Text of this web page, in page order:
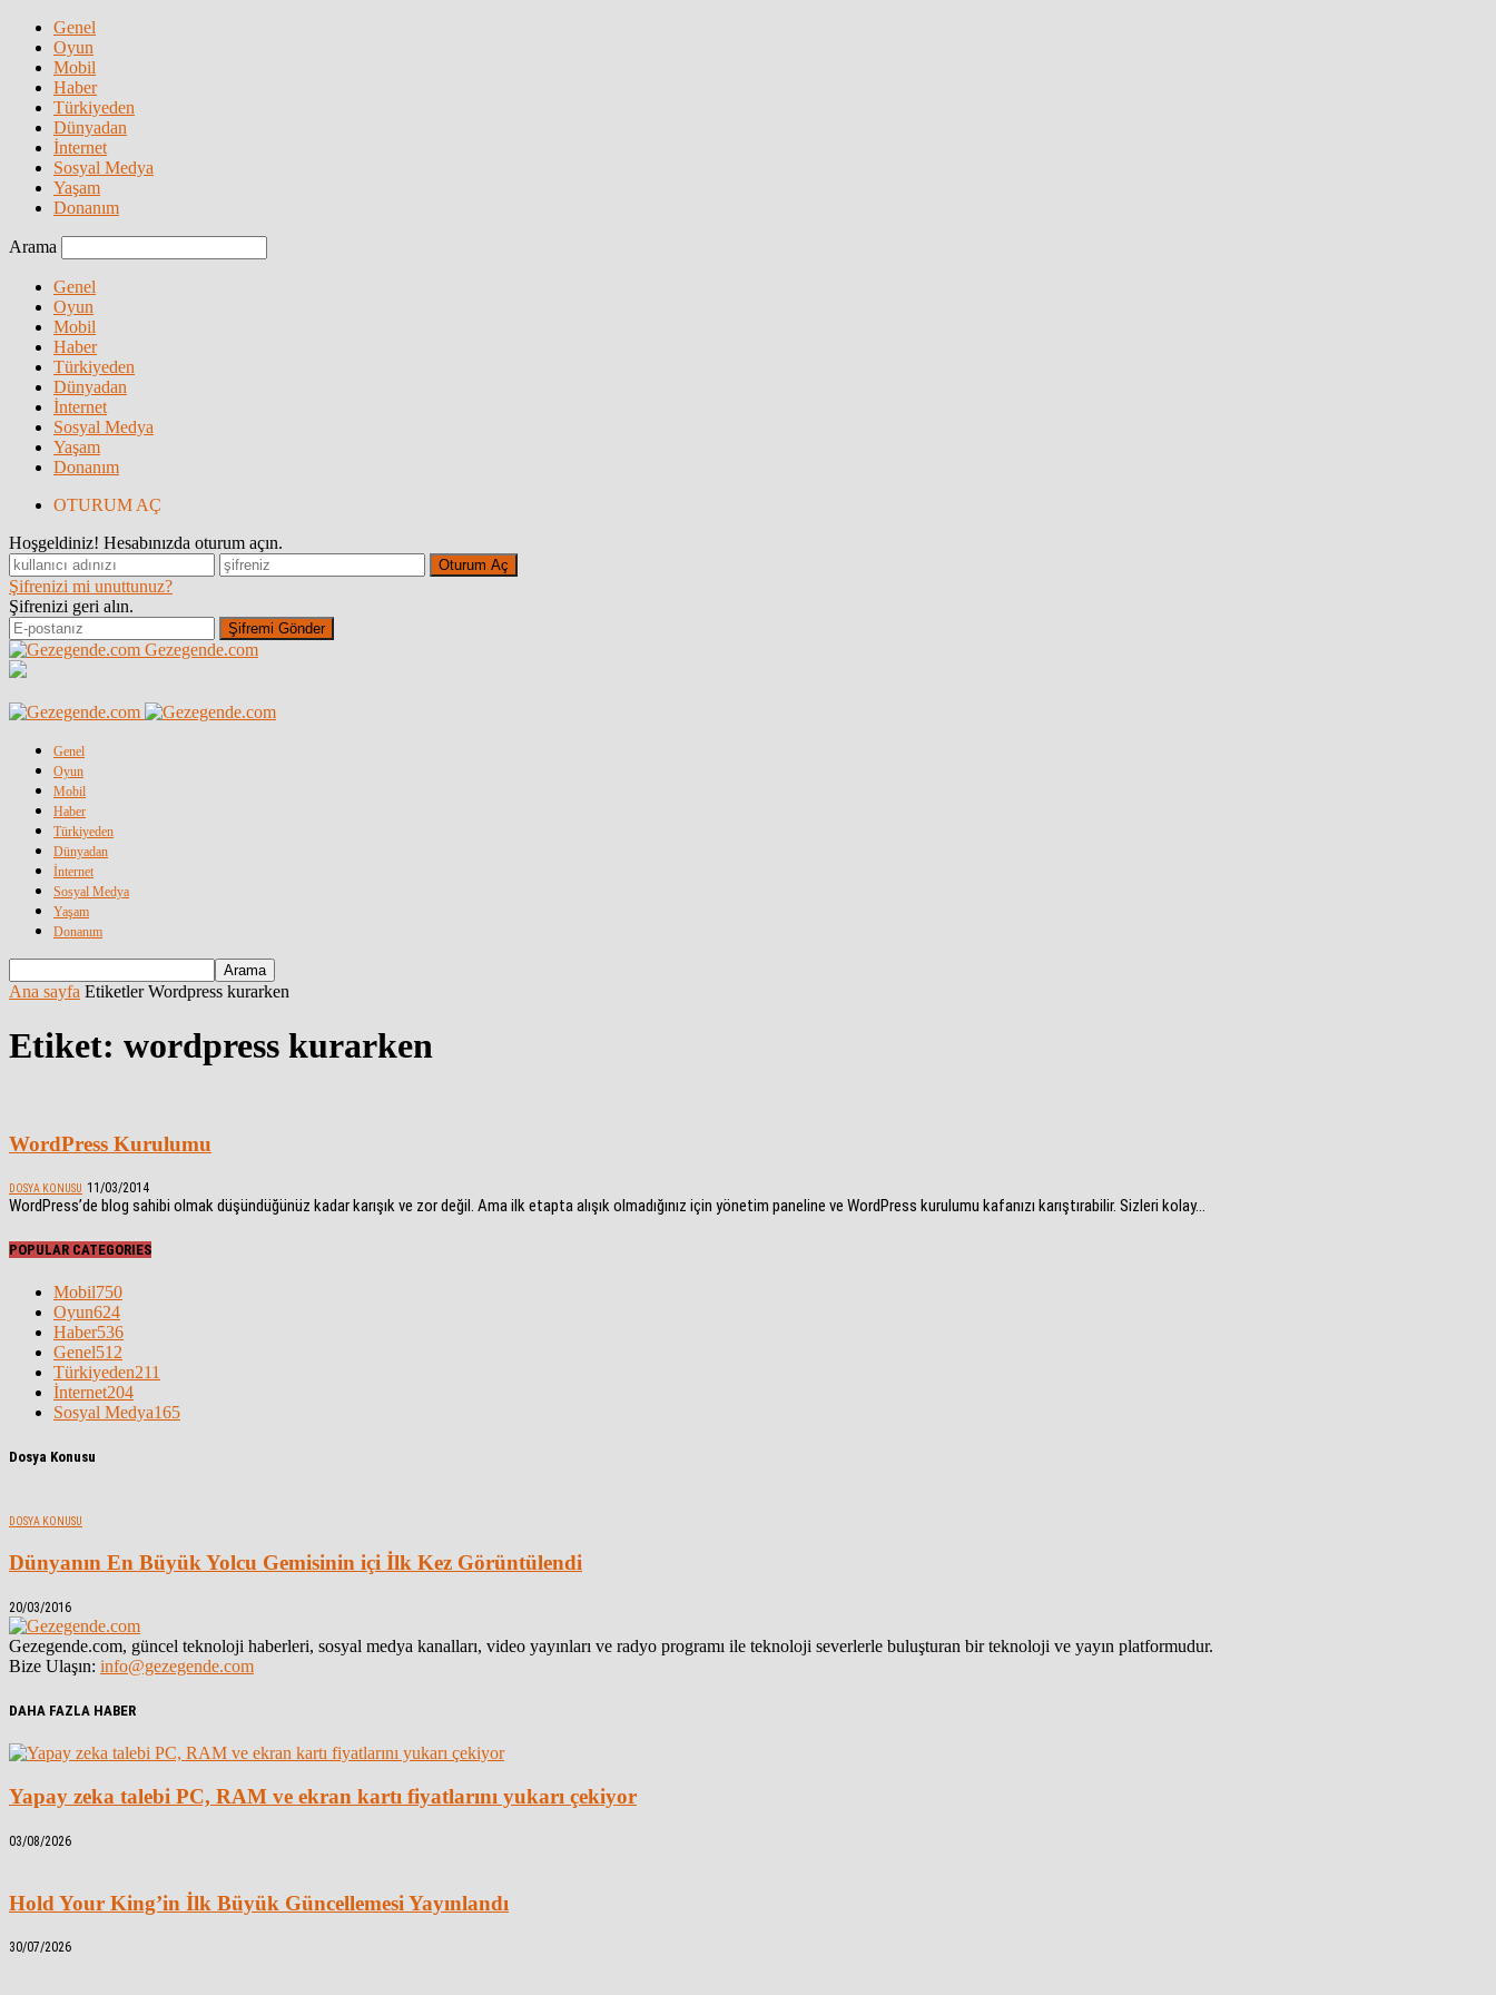
Genel
Oyun
Mobil
Haber
Türkiyeden
Dünyadan
İnternet
Sosyal Medya
Yaşam
Donanım
Arama
Genel
Oyun
Mobil
Haber
Türkiyeden
Dünyadan
İnternet
Sosyal Medya
Yaşam
Donanım
OTURUM AÇ
Hoşgeldiniz! Hesabınızda oturum açın.
Şifrenizi mi unuttunuz?
Şifrenizi geri alın.
Gezegende.com
Genel
Oyun
Mobil
Haber
Türkiyeden
Dünyadan
İnternet
Sosyal Medya
Yaşam
Donanım
Ana sayfa Etiketler Wordpress kurarken
Etiket: wordpress kurarken
WordPress Kurulumu
DOSYA KONUSU 11/03/2014
WordPress’de blog sahibi olmak düşündüğünüz kadar karışık ve zor değil. Ama ilk etapta alışık olmadığınız için yönetim paneline ve WordPress kurulumu kafanızı karıştırabilir. Sizleri kolay...
POPULAR CATEGORIES
Mobil750
Oyun624
Haber536
Genel512
Türkiyeden211
İnternet204
Sosyal Medya165
Dosya Konusu
DOSYA KONUSU
Dünyanın En Büyük Yolcu Gemisinin içi İlk Kez Görüntülendi
20/03/2016
Gezegende.com, güncel teknoloji haberleri, sosyal medya kanalları, video yayınları ve radyo programı ile teknoloji severlerle buluşturan bir teknoloji ve yayın platformudur.
Bize Ulaşın: info@gezegende.com
DAHA FAZLA HABER
Yapay zeka talebi PC, RAM ve ekran kartı fiyatlarını yukarı çekiyor
03/08/2026
Hold Your King’in İlk Büyük Güncellemesi Yayınlandı
30/07/2026